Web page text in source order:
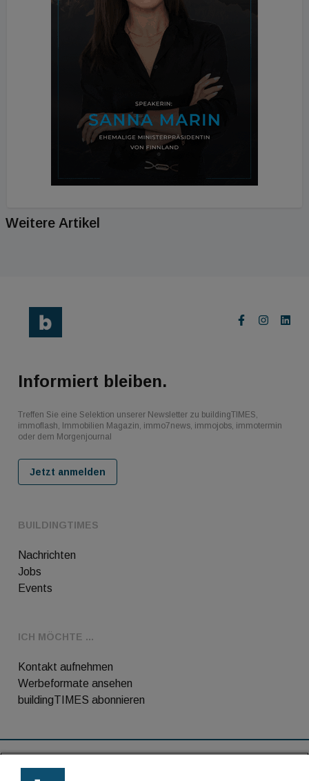
Weitere Artikel
BUILDINGTIMES
Nachrichten
Jobs
Events
ICH MÖCHTE ...
Kontakt aufnehmen
Werbeformate ansehen
buildingTIMES abonnieren
Informiert bleiben.
Treffen Sie eine Selektion unserer Newsletter zu buildingTIMES,
immoflash, Immobilien Magazin, immo7news, immojobs, immotermin
oder dem Morgenjournal
Jetzt anmelden